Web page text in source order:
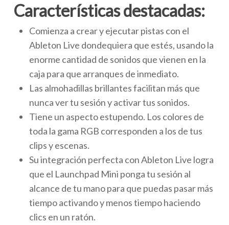
Características destacadas:
Comienza a crear y ejecutar pistas con el
Ableton Live dondequiera que estés, usando la
enorme cantidad de sonidos que vienen en la
caja para que arranques de inmediato.
Las almohadillas brillantes facilitan más que
nunca ver tu sesión y activar tus sonidos.
Tiene un aspecto estupendo. Los colores de
toda la gama RGB corresponden a los de tus
clips y escenas.
Su integración perfecta con Ableton Live logra
que el Launchpad Mini ponga tu sesión al
alcance de tu mano para que puedas pasar más
tiempo activando y menos tiempo haciendo
clics en un ratón.